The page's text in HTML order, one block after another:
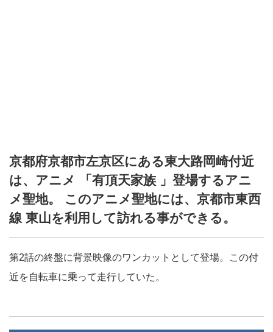
京都府京都市左京区にある東大路岡崎付近
は、アニメ 「有頂天家族 」登場するアニ
メ聖地。 このアニメ聖地には、京都市東西
線 東山を利用して訪れる事ができる。
第2話の終盤に背景映像のワンカットとして登場。この付
近を自転車に乗って走行していた。